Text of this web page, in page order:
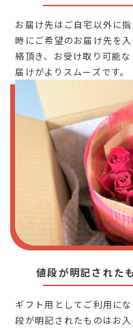
お届け先はご自宅以外に
時にご希望のお届け先を
絡頂き、お受け取り可能
届けがよりスムーズです。
値段が明記された
ギフト用としてご利用に
段が明記されたものはお